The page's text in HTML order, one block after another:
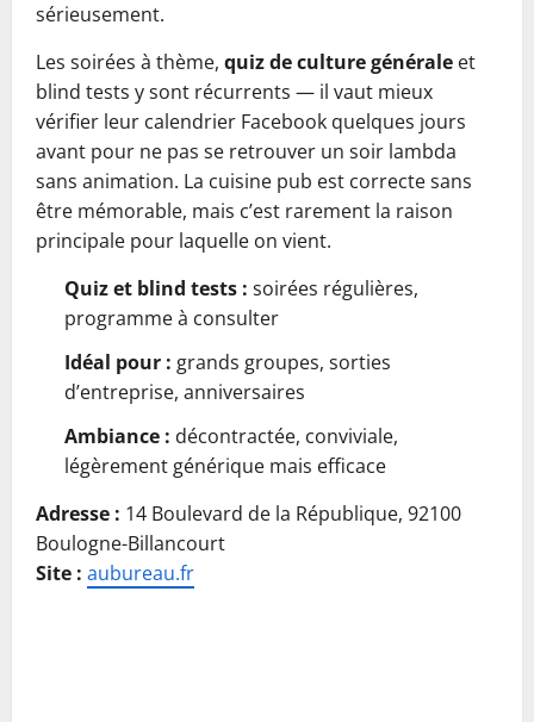
sérieusement.
Les soirées à thème, quiz de culture générale et
blind tests y sont récurrents — il vaut mieux
vérifier leur calendrier Facebook quelques jours
avant pour ne pas se retrouver un soir lambda
sans animation. La cuisine pub est correcte sans
être mémorable, mais c’est rarement la raison
principale pour laquelle on vient.
Quiz et blind tests : soirées régulières,
programme à consulter
Idéal pour : grands groupes, sorties
d’entreprise, anniversaires
Ambiance : décontractée, conviviale,
légèrement générique mais efficace
Adresse : 14 Boulevard de la République, 92100
Boulogne-Billancourt
Site : aubureau.fr